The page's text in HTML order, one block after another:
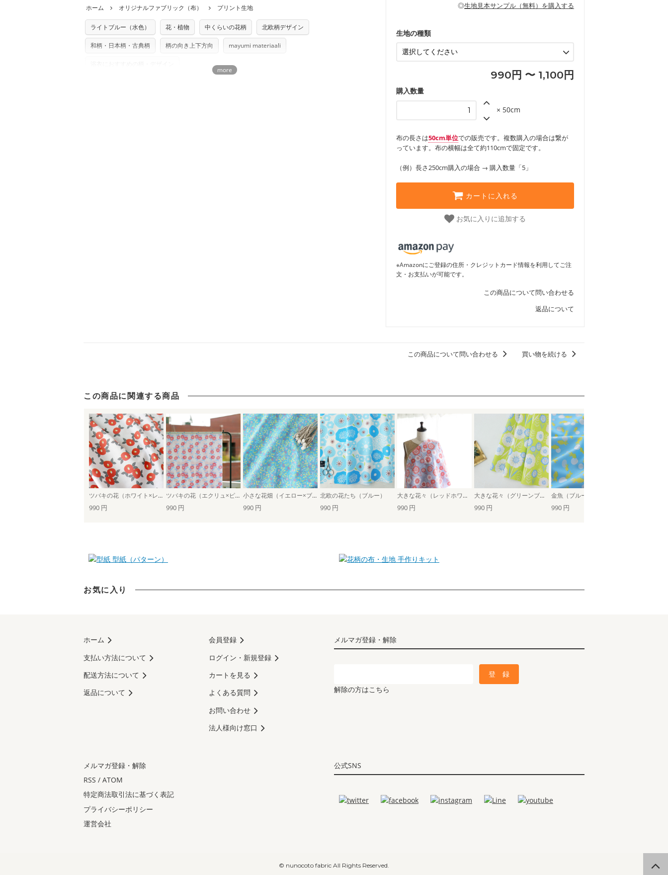
・カーテン、エプロン、テーブルクロスなどの暮らしの
・パンツ、タックスカートなどのボトムス
もっと詳しく見る
・インテリア用品
◎生地見本サンプル（無料）を購入する
生地の種類
990円 〜 1,100円
購入数量
× 50cm
布の長さは50cm単位での販売です。複数購入の場合は繋が
っています。布の横幅は全て約110cmで固定です。
（例）長さ250cm購入の場合 → 購入数量「5」
カートに入れる
お気に入りに追加する
※Amazonにご登録の住所・クレジットカード情報を利用してご注
文・お支払いが可能です。
この商品について問い合わせる
返品について
※カットを希望の方は備考欄に「50cmずつカット希望」などご記載ください（50cm
単位でのカットのみ）
※土日祝は営業日に含まれません。
※配送日のご指定は承れません。出来上がり次第、順次発送いたします。
返品・交換対象の基準について詳しくは こちら
た記載も不要です。（製品化した際に起こる全ての問題、クレームにつきましては当
店及びnunocoto fabricは一切の責任を負いませんのでご了承ください）
※有料型紙（ホームソーイング型紙シリーズ）および柄がえらべるキットに付属された
型紙は商用利用できませんのでご注意ください。型紙自体の転用・販売および型紙を
使用して製作したものの販売も禁止とさせていただいております。
ホーム オリジナルファブリック（布） プリント生地
ライトブルー（水色） 花・植物 中くらいの花柄 北欧柄デザイン
和柄・日本柄・古典柄 柄の向き上下方向 mayumi materiaali
この商品について問い合わせる 買い物を続ける
この商品に関連する商品
ツバキの花（ホワイト×レッド） ツバキの花（エクリュ×ピンク） 小さな花畑（イエロー×ブルー） 北欧の花たち（ブルー） 大きな花々（レッドホワイト） 大きな花々（グリーンブルー） 金魚（ブルー×イエロー）
990 円 990 円 990 円 990 円 990 円 990 円 990 円
型紙（パターン） 手作りキット
お気に入り
メルマガ登録・解除
解除の方はこちら
ホーム
支払い方法について
配送方法について
返品について
会員登録
ログイン・新規登録
カートを見る
よくある質問
お問い合わせ
法人様向け窓口
公式SNS
メルマガ登録・解除
RSS / ATOM
特定商法取引法に基づく表記
プライバシーポリシー
運営会社
© nunocoto fabric All Rights Reserved.